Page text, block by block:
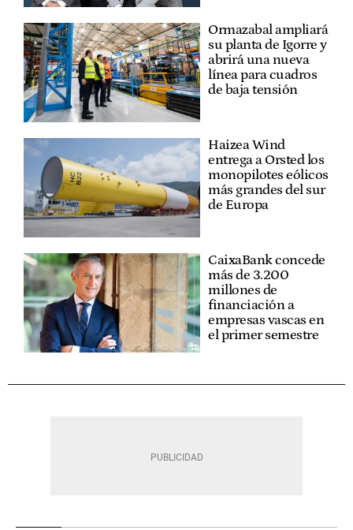
Ormazabal ampliará
su planta de Igorre y
abrirá una nueva
línea para cuadros
de baja tensión
Haizea Wind
entrega a Orsted los
monopilotes eólicos
más grandes del sur
de Europa
CaixaBank concede
más de 3.200
millones de
financiación a
empresas vascas en
el primer semestre